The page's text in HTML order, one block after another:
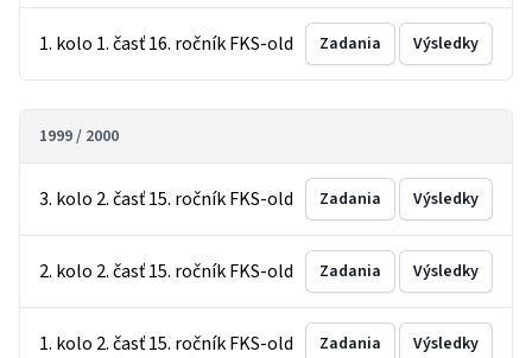
1. kolo 1. časť 16. ročník FKS-old Zadania Výsledky
1999 / 2000
3. kolo 2. časť 15. ročník FKS-old Zadania Výsledky
2. kolo 2. časť 15. ročník FKS-old Zadania Výsledky
1. kolo 2. časť 15. ročník FKS-old Zadania Výsledky